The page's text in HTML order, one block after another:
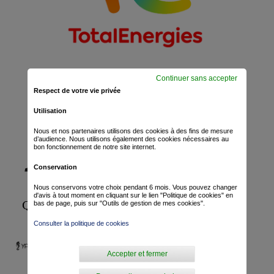
Respect de votre vie privée
Utilisation
Nous et nos partenaires utilisons des cookies à des fins de mesure
d’audience. Nous utilisons également des cookies nécessaires au
bon fonctionnement de notre site internet.
Conservation
Nous conservons votre choix pendant 6 mois. Vous pouvez changer
d'avis à tout moment en cliquant sur le lien "Politique de cookies" en
bas de page, puis sur "Outils de gestion de mes cookies".
Consulter la politique de cookies
Accepter et fermer
Continuer sans accepter